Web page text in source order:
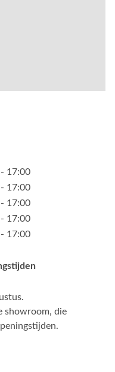
17:00
17:00
17:00
17:00
17:00
showroom, die